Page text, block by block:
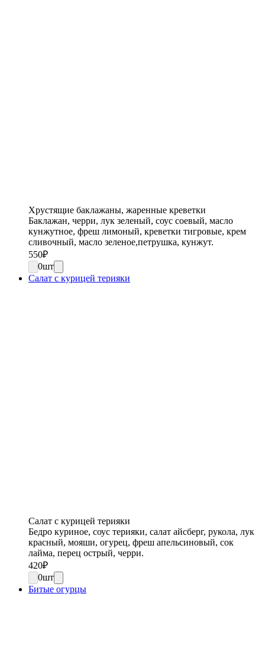
Хрустящие баклажаны, жаренные креветки
Баклажан, черри, лук зеленый, соус соевый, масло
кунжутное, фреш лимоный, креветки тигровые, крем
сливочный, масло зеленое,петрушка, кунжут.
550₽
0шт
Салат с курицей терияки
Салат с курицей терияки
Бедро куриное, соус терияки, салат айсберг, рукола, лук
красный, мояши, огурец, фреш апельсиновый, сок
лайма, перец острый, черри.
420₽
0шт
Битые огурцы